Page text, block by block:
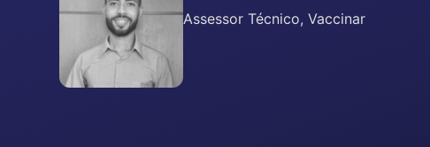
Assessor Técnico, Vaccinar